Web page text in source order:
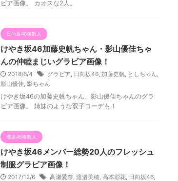
ビア画像。 カオスな2人。
日向坂46複数人
けやき坂46加藤史帆ちゃん・影山優佳ちゃ
んの仲睦まじいグラビア画像！
2018/6/4 グラビア, 日向坂46, 加藤史帆, としちゃん,
影山優佳, 影ちゃん
けやき坂46の加藤史帆ちゃん、影山優佳ちゃんのグラ
ビア画像。 姉妹のような双子コーデも！
櫻坂46複数人
けやき坂46メンバー総勢20人のフレッシュ
制服グラビア画像！
2017/12/6 高瀬愛奈, 渡邉美穂, 高本彩花, 日向坂46,